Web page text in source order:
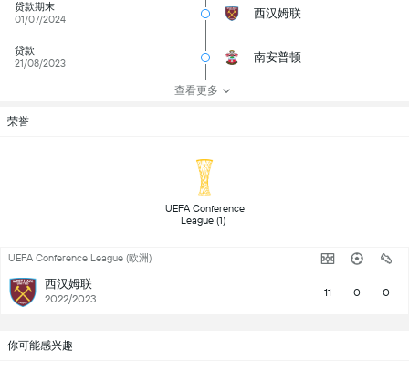
贷款期末
01/07/2024
西汉姆联
贷款
21/08/2023
南安普顿
查看更多
荣誉
UEFA Conference
UEFA Conference League (欧洲)
西汉姆联
2022/2023 11 0 0
你可能感兴趣